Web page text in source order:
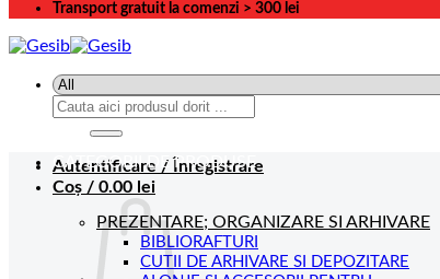
Transport gratuit la comenzi > 300 lei
Caută
Autentificare / Înregistrare
Coș / 0.00 lei
CATEGORII DE PRODUSE
PREZENTARE; ORGANIZARE SI ARHIVARE
BIBLIORAFTURI
CUTII DE ARHIVARE SI DEPOZITARE